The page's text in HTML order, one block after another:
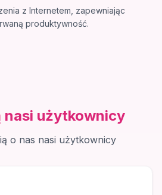
z Internetem, zapewniając
produktywność.
nasi użytkownicy
o nas nasi użytkownicy